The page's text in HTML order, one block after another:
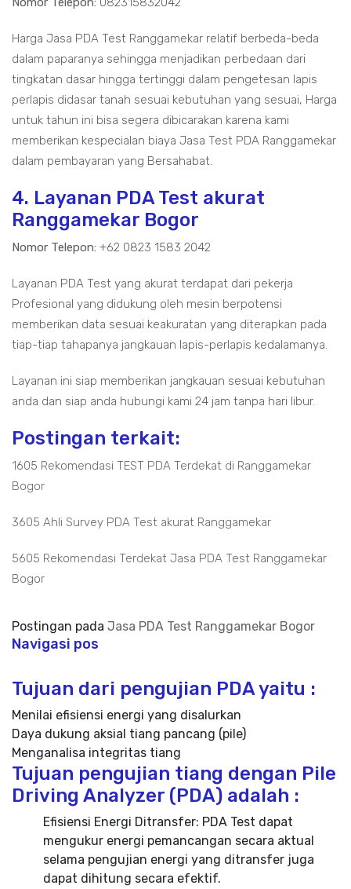
Harga Jasa PDA Test Ranggamekar relatif berbeda-beda
dalam paparanya sehingga menjadikan perbedaan dari
tingkatan dasar hingga tertinggi dalam pengetesan lapis
perlapis didasar tanah sesuai kebutuhan yang sesuai, Harga
untuk tahun ini bisa segera dibicarakan karena kami
memberikan kespecialan biaya Jasa Test PDA Ranggamekar
dalam pembayaran yang Bersahabat.
4. Layanan PDA Test akurat
Ranggamekar Bogor
Nomor Telepon: +62 0823 1583 2042
Layanan PDA Test yang akurat terdapat dari pekerja
Profesional yang didukung oleh mesin berpotensi
memberikan data sesuai keakuratan yang diterapkan pada
tiap-tiap tahapanya jangkauan lapis-perlapis kedalamanya.
Layanan ini siap memberikan jangkauan sesuai kebutuhan
anda dan siap anda hubungi kami 24 jam tanpa hari libur.
Postingan terkait:
1605 Rekomendasi TEST PDA Terdekat di Ranggamekar
Bogor
3605 Ahli Survey PDA Test akurat Ranggamekar
5605 Rekomendasi Terdekat Jasa PDA Test Ranggamekar
Bogor
Postingan pada Jasa PDA Test Ranggamekar Bogor
Navigasi pos
Tujuan dari pengujian PDA yaitu :
Menilai efisiensi energi yang disalurkan
Daya dukung aksial tiang pancang (pile)
Menganalisa integritas tiang
Tujuan pengujian tiang dengan Pile
Driving Analyzer (PDA) adalah :
Efisiensi Energi Ditransfer: PDA Test dapat
mengukur energi pemancangan secara aktual
selama pengujian energi yang ditransfer juga
dapat dihitung secara efektif.